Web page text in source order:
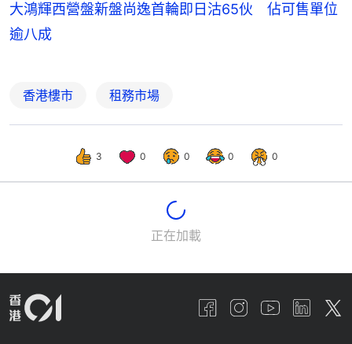
大鴻輝西營盤新盤尚逸首輪即日沽65伙 佔可售單位
逾八成
香港樓市 租務市場
3 0 0 0 0
正在加載